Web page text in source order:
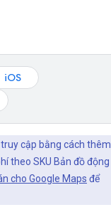
iOS
cập bằng cách thêm
theo SKU Bản đồ động
cho Google Maps để